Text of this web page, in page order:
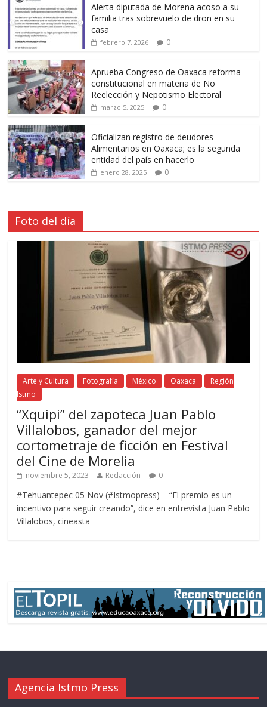
Alerta diputada de Morena acoso a su
familia tras sobrevuelo de dron en su
casa
febrero 7, 2026 0
Aprueba Congreso de Oaxaca reforma
constitucional en materia de No
Reelección y Nepotismo Electoral
marzo 5, 2025 0
Oficializan registro de deudores
Alimentarios en Oaxaca; es la segunda
entidad del país en hacerlo
enero 28, 2025 0
Foto del día
Arte y Cultura Fotografía México Oaxaca
Región
Istmo
“Xquipi” del zapoteca Juan Pablo
Villalobos, ganador del mejor
cortometraje de ficción en Festival
del Cine de Morelia
noviembre 5, 2023 Redacción 0
#Tehuantepec 05 Nov (#Istmopress) – “El premio es un
incentivo para seguir creando”, dice en entrevista Juan Pablo
Villalobos, cineasta
Agencia Istmo Press